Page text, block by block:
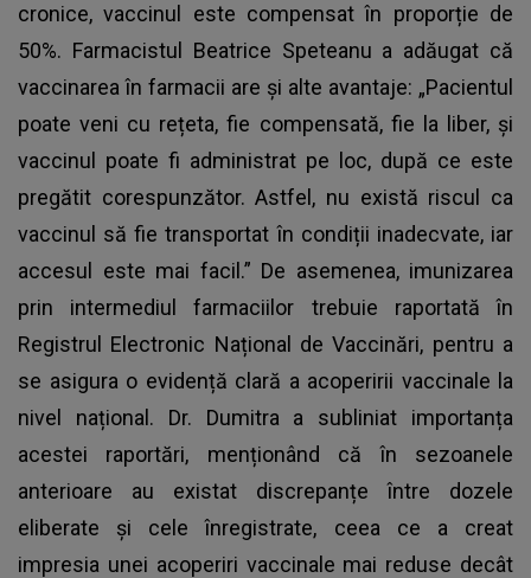
cronice, vaccinul este compensat în proporție de
50%. Farmacistul Beatrice Speteanu a adăugat că
vaccinarea în farmacii are și alte avantaje: „Pacientul
poate veni cu rețeta, fie compensată, fie la liber, și
vaccinul poate fi administrat pe loc, după ce este
pregătit corespunzător. Astfel, nu există riscul ca
vaccinul să fie transportat în condiții inadecvate, iar
accesul este mai facil.” De asemenea, imunizarea
prin intermediul farmaciilor trebuie raportată în
Registrul Electronic Național de Vaccinări, pentru a
se asigura o evidență clară a acoperirii vaccinale la
nivel național. Dr. Dumitra a subliniat importanța
acestei raportări, menționând că în sezoanele
anterioare au existat discrepanțe între dozele
eliberate și cele înregistrate, ceea ce a creat
impresia unei acoperiri vaccinale mai reduse decât